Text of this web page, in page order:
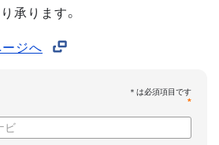
承ります。
ジへ
*